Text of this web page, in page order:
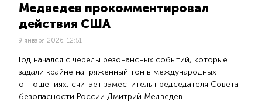
Медведев прокомментировал
действия США
9 января 2026, 12:51
Год начался с череды резонансных событий, которые
задали крайне напряженный тон в международных
отношениях, считает заместитель председателя Совета
безопасности России Дмитрий Медведев